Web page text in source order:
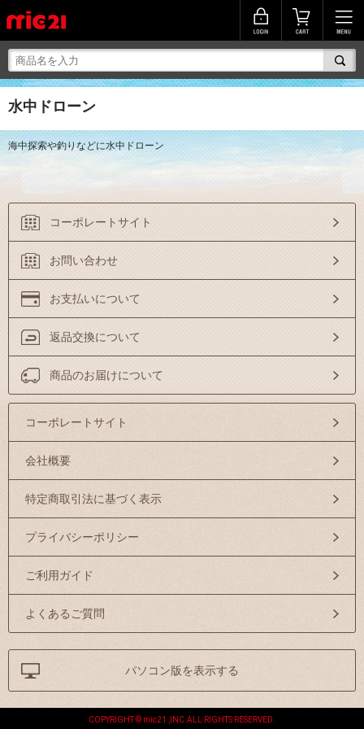
水中ドローン
海中探索や釣りなどに水中ドローン
コーポレートサイト
お問い合わせ
お支払いについて
返品交換について
商品のお届けについて
コーポレートサイト
会社概要
特定商取引法に基づく表示
プライバシーポリシー
ご利用ガイド
よくあるご質問
パソコン版を表示する
COPYRIGHT © mic21 ,INC.ALL RIGHTS RESERVED.